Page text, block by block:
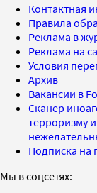
Контактная
Правила
Реклама в
Реклама на
Условия
Архив
Вакансии в
Сканер
терроризму
Подписка на
Мы в соцсетях: